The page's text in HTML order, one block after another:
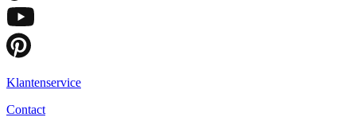
Klantenservice
Contact